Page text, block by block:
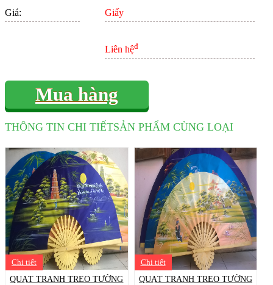
Giấy
Giá:
Liên hệđ
Mua hàng
THÔNG TIN CHI TIẾTSẢN PHẨM CÙNG LOẠI
Chi tiết
QUẠT TRANH TREO TƯỜNG
Chi tiết
QUẠT TRANH TREO TƯỜNG